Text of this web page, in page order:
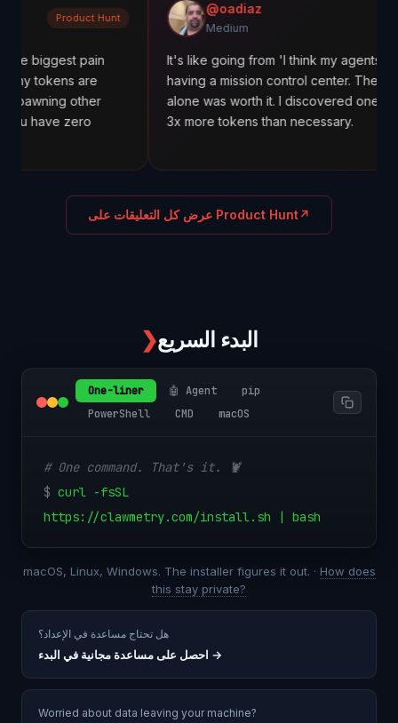
Hunt
pain
are
other
@oadiaz
Medium
It's like going from 'I think my agents are
having a mission control center. The cost tracking
alone was worth it. I discovered one agent was
3x more tokens than necessary.
عرض كل التعليقات على Product Hunt↗
❯البدء السريع
One-liner 🤖 Agent
pip
PowerShell
CMD macOS
# One command. That's it. 🦞
$ curl -fsSL
https://clawmetry.com/install.sh | bash
macOS, Linux, Windows. The installer figures it out. · How does
this stay private?
هل تحتاج مساعدة في الإعداد؟
احصل على مساعدة مجانية في البدء →
Worried about data leaving your machine?